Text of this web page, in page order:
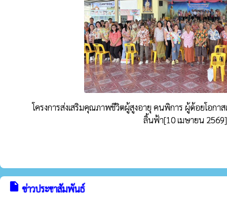
โครงการส่งเสริมคุณภาพชีวิตผู้สูงอายุ คนพิการ ผู้ด้อยโอกา
ลิ้นฟ้า[10 เมษายน 2569]
insert_drive_file ข่าวประชาสัมพันธ์